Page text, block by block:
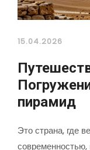
15.04.2026
пирамид
Это страна, где